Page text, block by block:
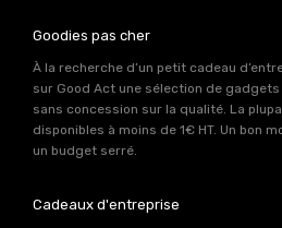
Goodies pas cher
À la recherche d’un petit cadeau
sur Good Act une sélection de
sans concession sur la qualité. La
disponibles à moins de 1€ HT. Un bon
un budget serré.
Cadeaux d'entreprise